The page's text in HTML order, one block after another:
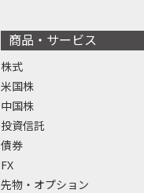
商品・サービス
株式
米国株
中国株
投資信託
債券
FX
先物・オプション